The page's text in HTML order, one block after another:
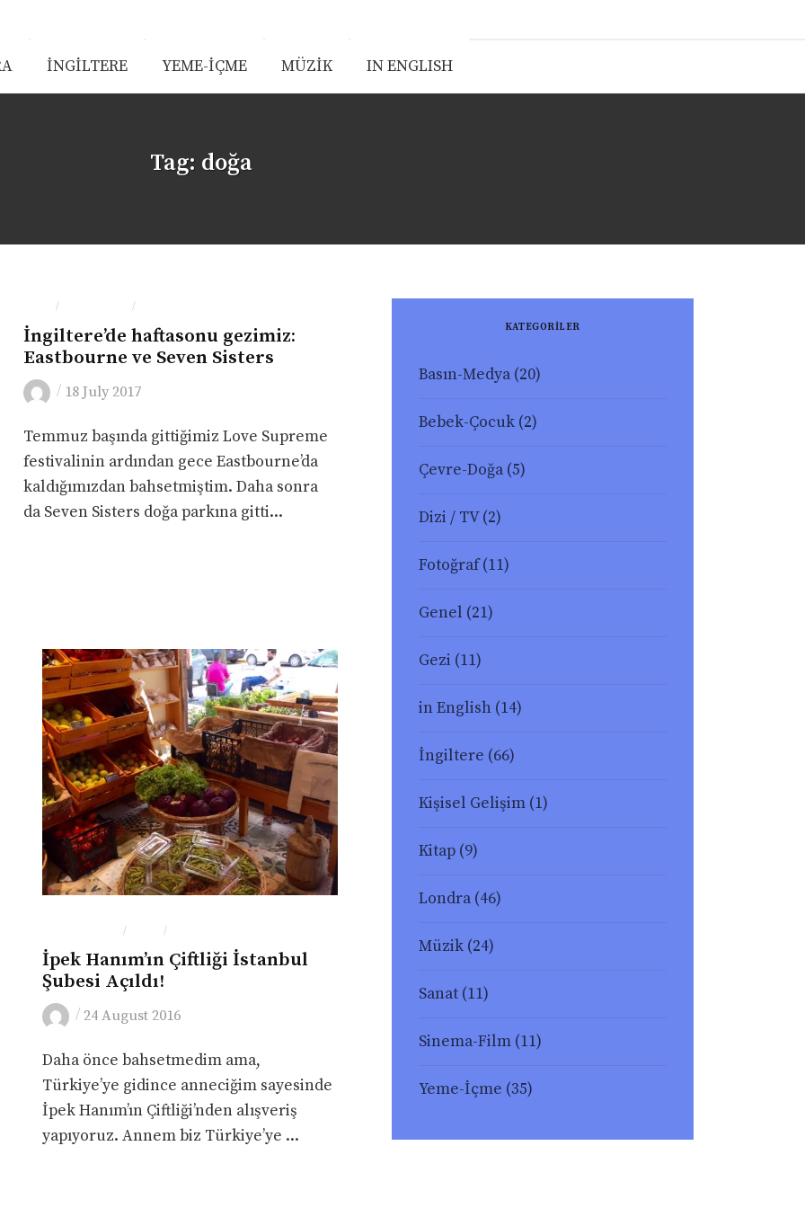
İNGİLTERE YEME-İÇME MÜZİK IN ENGLISH
Tag: doğa
/ /
İngiltere’de haftasonu gezimiz:
Eastbourne ve Seven Sisters
/ 18 July 2017
Temmuz başında gittiğimiz Love Supreme
festivalinin ardından gece Eastbourne’da
kaldığımızdan bahsetmiştim. Daha sonra
da Seven Sisters doğa parkına gitti...
/ /
İpek Hanım’ın Çiftliği İstanbul
Şubesi Açıldı!
/ 24 August 2016
Daha önce bahsetmedim ama,
Türkiye’ye gidince anneciğim sayesinde
İpek Hanım’ın Çiftliği’nden alışveriş
yapıyoruz. Annem biz Türkiye’ye ...
KATEGORİLER
Basın-Medya(20)
Bebek-Çocuk(2)
Çevre-Doğa(5)
Dizi / TV(2)
Fotoğraf(11)
Genel (21)
Gezi (11)
in English(14)
İngiltere (66)
Kişisel Gelişim(1)
Kitap(9)
Londra(46)
Müzik(24)
Sanat(11)
Sinema-Film(11)
Yeme-İçme (35)